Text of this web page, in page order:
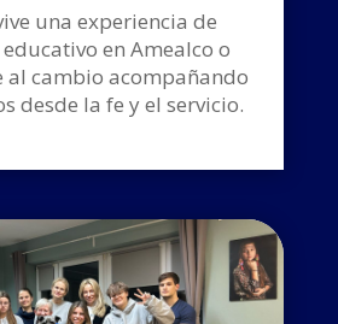
una experiencia de
en Amealco o
al cambio acompañando
desde la fe y el servicio.